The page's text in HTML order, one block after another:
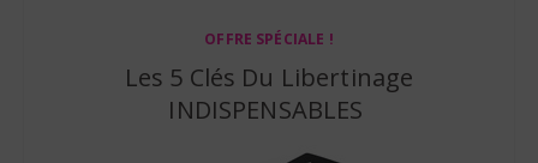
OFFRE SPÉCIALE !
Les 5 Clés Du Libertinage
INDISPENSABLES